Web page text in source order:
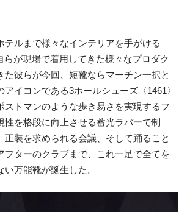
テルまで様々なインテリアを手がける
らが現場で着用してきた様々なプロダク
た彼らが今回、短靴ならマーチン一択と
アイコンである3ホールシューズ〈1461〉
ストマンのような歩き易さを実現するフ
性を格段に向上させる蓄光ラバーで制
正装を求められる会議、そして踊ること
フターのクラブまで、これ一足で全てを
い万能靴が誕生した。